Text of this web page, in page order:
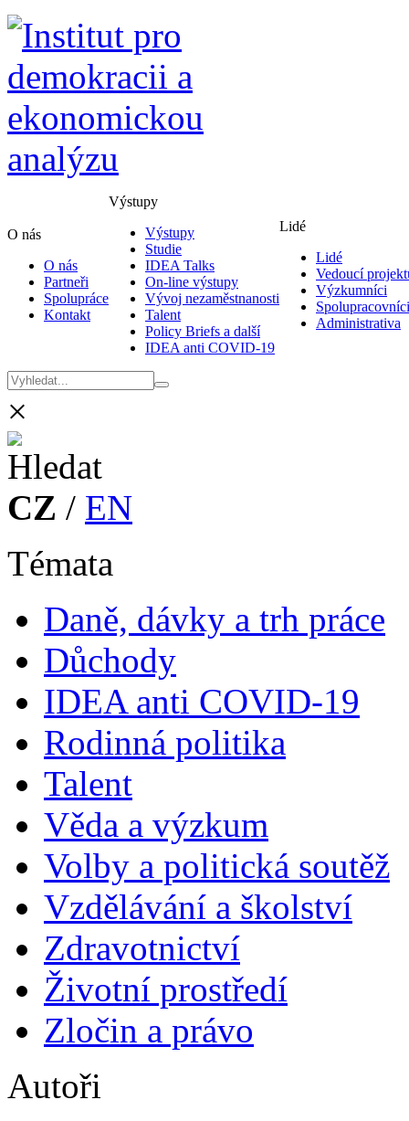
O nás
O nás
Partneři
Spolupráce
Kontakt
Výstupy
Výstupy
Studie
IDEA Talks
On-line výstupy
Vývoj nezaměstnanosti
Talent
Policy Briefs a další
IDEA anti COVID-19
Lidé
Lidé
Vedoucí
Výzkumníci
Spolupracovníci
Administrativa
×
CZ / EN
Témata
Daně, dávky a trh práce
Důchody
IDEA anti COVID-19
Rodinná politika
Talent
Věda a výzkum
Volby a politická soutěž
Vzdělávání a školství
Zdravotnictví
Životní prostředí
Zločin a právo
Autoři